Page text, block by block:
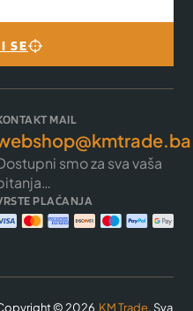
SE
MAIL
smo za sva vaša
PLAĆANJA
© 2026 KM Trade. Sva